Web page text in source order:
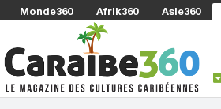
Monde360 Afrik360 Asie360